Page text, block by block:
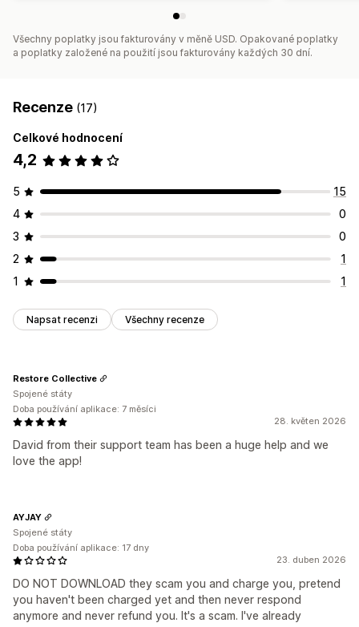
Všechny poplatky jsou fakturovány v měně USD. Opakované poplatky
a poplatky založené na použití jsou fakturovány každých 30 dní.
Recenze (17)
Celkové hodnocení
4,2
5
15
4
0
3
0
2
1
1
1
Napsat recenzi Všechny recenze
28. květen 2026
David from their support team has been a huge help and we
love the app!
Restore Collective
Spojené státy
Doba používání aplikace: 7 měsíci
23. duben 2026
DO NOT DOWNLOAD they scam you and charge you, pretend
you haven't been charged yet and then never respond
anymore and never refund you. It's a scam. I've already
AYJAY
Spojené státy
Doba používání aplikace: 17 dny